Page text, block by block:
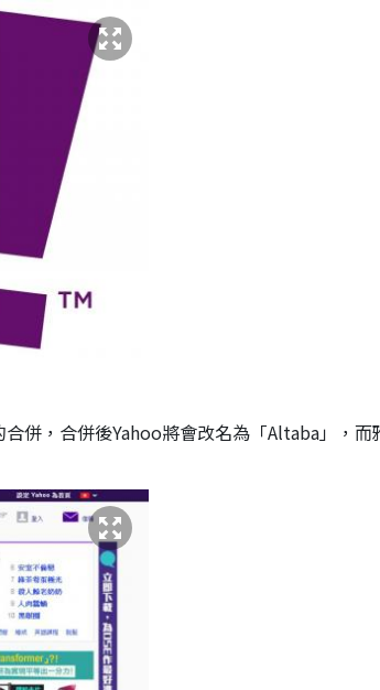
併，合併後Yahoo將會改名為「Altaba」，而